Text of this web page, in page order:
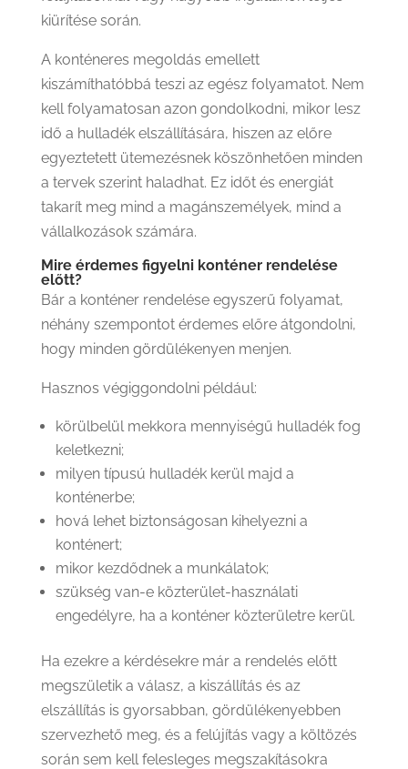
kiürítése során.
A konténeres megoldás emellett
kiszámíthatóbbá teszi az egész folyamatot. Nem
kell folyamatosan azon gondolkodni, mikor lesz
idő a hulladék elszállítására, hiszen az előre
egyeztetett ütemezésnek köszönhetően minden
a tervek szerint haladhat. Ez időt és energiát
takarít meg mind a magánszemélyek, mind a
vállalkozások számára.
Mire érdemes figyelni konténer rendelése
előtt?
Bár a konténer rendelése egyszerű folyamat,
néhány szempontot érdemes előre átgondolni,
hogy minden gördülékenyen menjen.
Hasznos végiggondolni például:
körülbelül mekkora mennyiségű hulladék fog
keletkezni;
milyen típusú hulladék kerül majd a
konténerbe;
hová lehet biztonságosan kihelyezni a
konténert;
mikor kezdődnek a munkálatok;
szükség van-e közterület-használati
engedélyre, ha a konténer közterületre kerül.
Ha ezekre a kérdésekre már a rendelés előtt
megszületik a válasz, a kiszállítás és az
elszállítás is gyorsabban, gördülékenyebben
szervezhető meg, és a felújítás vagy a költözés
során sem kell felesleges megszakításokra